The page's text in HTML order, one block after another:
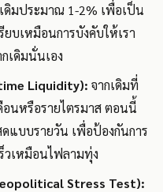
ดิมประมาณ 1-2% เพื่อเป็น
บเหมือนการบังคับให้เรา
เดิมนั่นเอง
Liquidity): จากเดิมที่
อนหรือรายไตรมาส ตอนนี้
แบบรายวัน เพื่อป้องกันการ
เหมือนไฟลามทุ่ง
Stress Test):